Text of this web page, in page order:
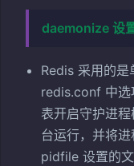
daemonize 设
Redis 采用的是
redis.conf 中
表开启守护进
台运行，并将
pidfile 设置的